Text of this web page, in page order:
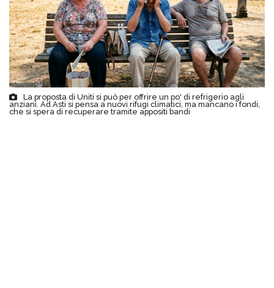
La proposta di Uniti si può per offrire un po' di refrigerio agli
anziani. Ad Asti si pensa a nuovi rifugi climatici, ma mancano i fondi,
che si spera di recuperare tramite appositi bandi